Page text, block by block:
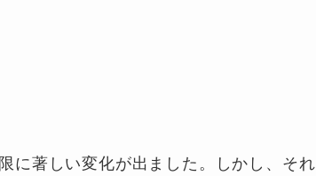
に著しい変化が出ました。しかし、それ